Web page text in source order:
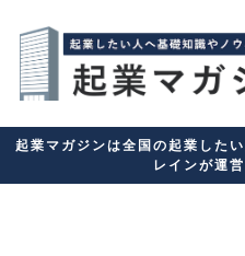
起業マガジンは全国の起業した
レインが運